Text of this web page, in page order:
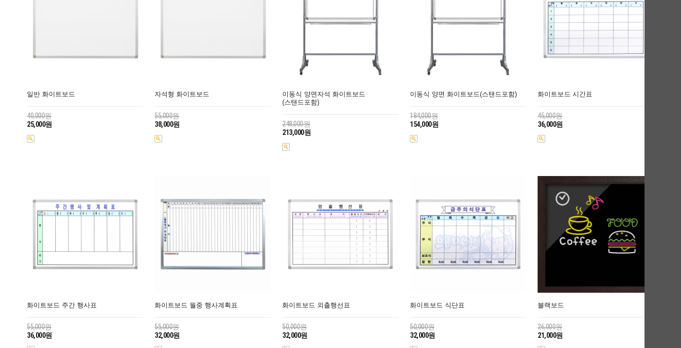
일반 화이트보드
40,000원
25,000원
자석형 화이트보드
55,000원
38,000원
이동식 양면자석 화이트보드
(스탠드포함)
248,000원
213,000원
이동식 양면 화이트보드(스탠드포함)
184,000원
154,000원
화이트보드 시간표
45,000원
36,000원
화이트보드 주간 행사표
55,000원
36,000원
화이트보드 월중 행사계획표
55,000원
32,000원
화이트보드 외출행선표
50,000원
32,000원
화이트보드 식단표
50,000원
32,000원
블랙보드
26,000원
21,000원